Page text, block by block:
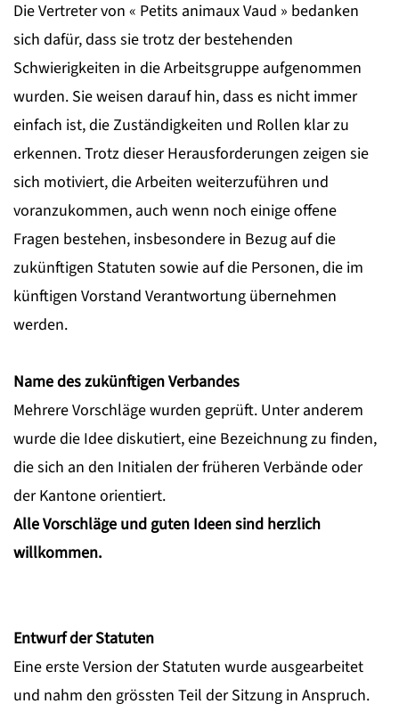
Die Vertreter von « Petits animaux Vaud » bedanken
sich dafür, dass sie trotz der bestehenden
Schwierigkeiten in die Arbeitsgruppe aufgenommen
wurden. Sie weisen darauf hin, dass es nicht immer
einfach ist, die Zuständigkeiten und Rollen klar zu
erkennen. Trotz dieser Herausforderungen zeigen sie
sich motiviert, die Arbeiten weiterzuführen und
voranzukommen, auch wenn noch einige offene
Fragen bestehen, insbesondere in Bezug auf die
zukünftigen Statuten sowie auf die Personen, die im
künftigen Vorstand Verantwortung übernehmen
werden.
Name des zukünftigen Verbandes
Mehrere Vorschläge wurden geprüft. Unter anderem
wurde die Idee diskutiert, eine Bezeichnung zu finden,
die sich an den Initialen der früheren Verbände oder
der Kantone orientiert.
Alle Vorschläge und guten Ideen sind herzlich
willkommen.
Entwurf der Statuten
Eine erste Version der Statuten wurde ausgearbeitet
und nahm den grössten Teil der Sitzung in Anspruch.